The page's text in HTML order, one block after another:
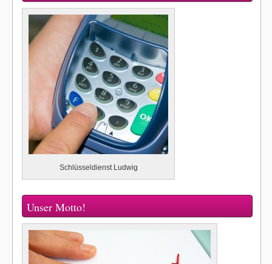
Schlüsseldienst Ludwig
Unser Motto!